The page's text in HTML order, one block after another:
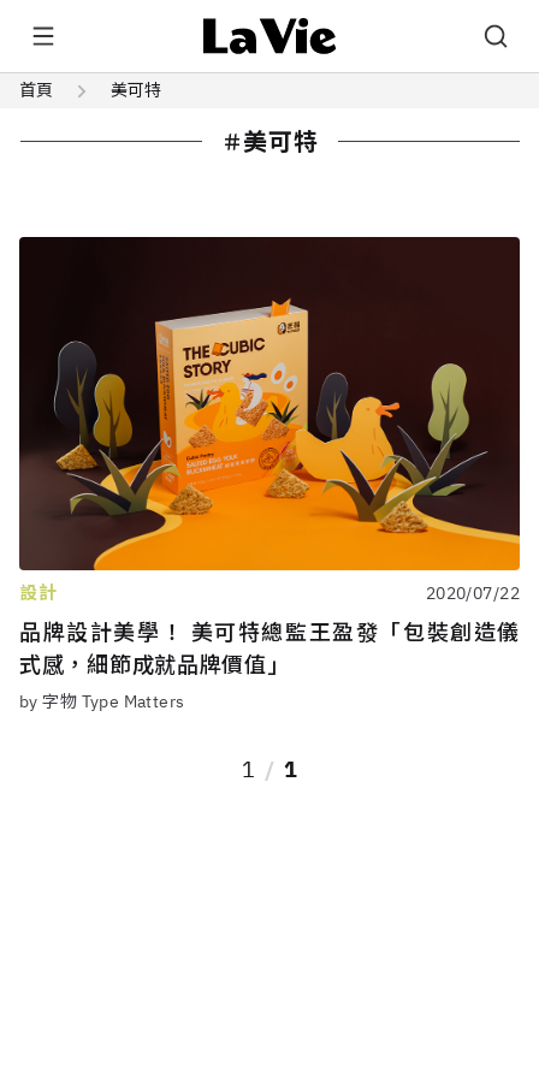
首頁 美可特
美可特
設計 2020/07/22
品牌設計美學！ 美可特總監王盈發「包裝創造儀
式感，細節成就品牌價值」
by 字物 Type Matters
1 1